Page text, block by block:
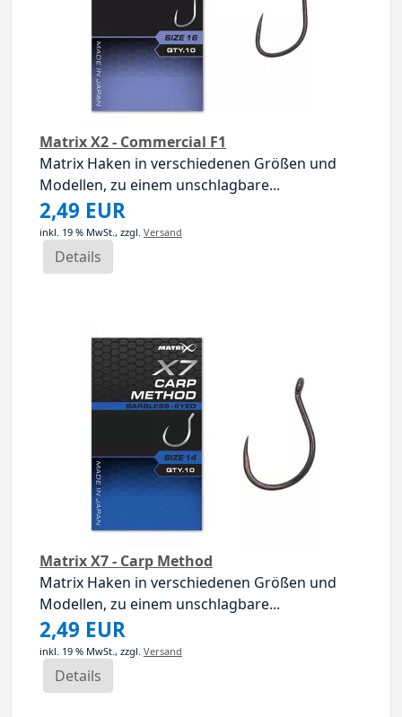
Matrix X2 - Commercial F1
Matrix Haken in verschiedenen Größen und
Modellen, zu einem unschlagbare...
2,49 EUR
inkl. 19 % MwSt., zzgl. Versand
Details
Matrix X7 - Carp Method
Matrix Haken in verschiedenen Größen und
Modellen, zu einem unschlagbare...
2,49 EUR
inkl. 19 % MwSt., zzgl. Versand
Details